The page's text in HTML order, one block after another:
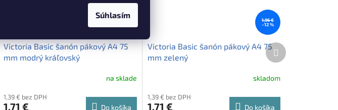
Súhlasím
2,08 €
Victoria Basic šanón pákový A4 75
mm modrý kráľovský
na sklade
1,39 € bez DPH
1,71 € Do košíka
1,96 €
–12 %
Victoria Basic šanón pákový A4 75
mm zelený
skladom
1,39 € bez DPH
1,71 € Do košíka
Ďalší
produkt